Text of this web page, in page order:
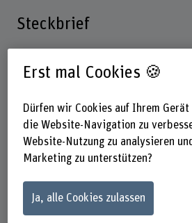
Steckbrief
Dr. Severin Hauser
Chief Information Security Officer
Erst mal Cookies 🍪
Dürfen wir Cookies auf Ihrem
die Website-Navigation zu
Website-Nutzung zu analysieren
Marketing zu unterstützen?
Ja, alle Cookies zulassen